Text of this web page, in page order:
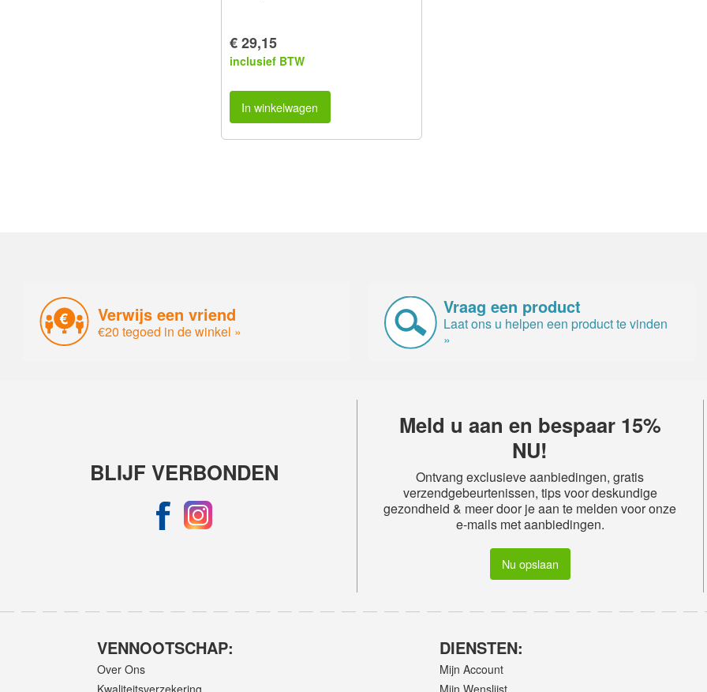
€ 29,15
inclusief BTW
In winkelwagen
Verwijs een vriend
€20 tegoed in de winkel »
Vraag een product
Laat ons u helpen een product te vinden
»
BLIJF VERBONDEN
Meld u aan en bespaar 15%
NU!
Ontvang exclusieve aanbiedingen, gratis
verzendgebeurtenissen, tips voor deskundige
gezondheid & meer door je aan te melden voor onze
e-mails met aanbiedingen.
Nu opslaan
VENNOOTSCHAP:
Over Ons
DIENSTEN:
Mijn Account